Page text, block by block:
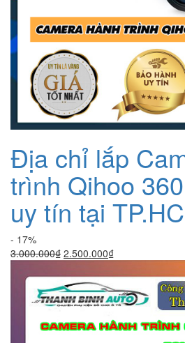
Địa chỉ lắp
trình Qihoo
uy tín tại
- 17%
3.000.000₫ Giá
là:
3.000.000₫.
2.500.000₫Giá
tại
là:
2.500.000₫.